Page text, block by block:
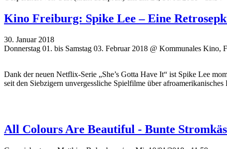
Kino Freiburg: Spike Lee – Eine
30. Januar 2018
Donnerstag 01. bis Samstag 03. Februar 2018 @ Kommunales Kino,
Dank der neuen Netflix-Serie „She’s Gotta Have It“ ist Spike Lee
seit den Siebzigern unvergessliche Spielfilme über
All Colours Are Beautiful - Bunte